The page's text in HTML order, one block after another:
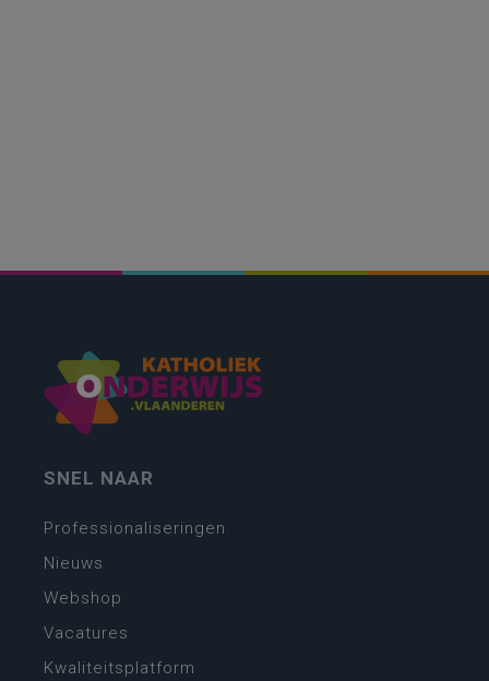
SNEL NAAR
Professionaliseringen
Nieuws
Webshop
Vacatures
Kwaliteitsplatform